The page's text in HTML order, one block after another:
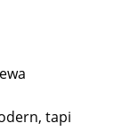
tapi